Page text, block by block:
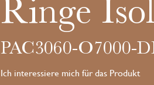
Ringe
PAC3060-O7000-
Ich interessiere mich für das Produkt